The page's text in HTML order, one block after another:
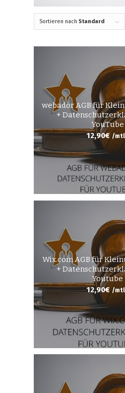
Sortieren nach Standard
webador AGB für
+
YouTube
12,90€ /
Wix.com AGB für
+
Youtube
12,90€ /